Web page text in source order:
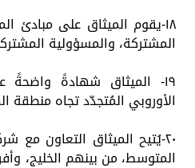
١٨-يقوم الميثاق على مبادئ
المشتركة، والمسؤولية
١٩- الميثاق شهادةً واضحةً
الأوروبي المُتجدّد تجاه منطقة
٢٠-يُتيح الميثاق التعاون
المتوسط، من بينهم الخليج،